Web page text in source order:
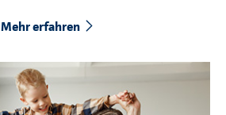
Mehr erfahren